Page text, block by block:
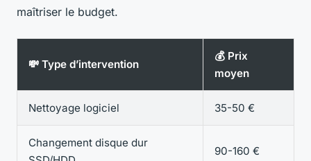
maîtriser le budget.
💸 Type d’intervention
💰 Prix
moyen
Nettoyage logiciel 35-50 €
Changement disque dur
90-160 €